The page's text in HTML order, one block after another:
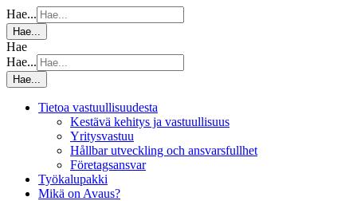
Hae...
Hae...
Hae
Hae...
Hae...
Tietoa vastuullisuudesta
Kestävä kehitys ja vastuullisuus
Yritysvastuu
Hållbar utveckling och ansvarsfullhet
Företagsansvar
Työkalupakki
Mikä on Avaus?